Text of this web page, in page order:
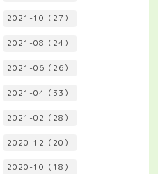
2021-10（27）
2021-08（24）
2021-06（26）
2021-04（33）
2021-02（28）
2020-12（20）
2020-10（18）